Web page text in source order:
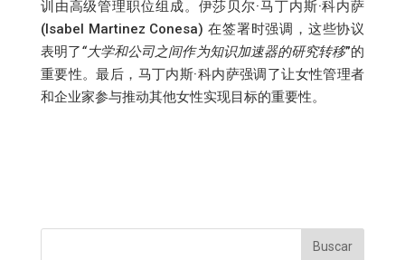
训由高级管理职位组成。伊莎贝尔·马丁内斯·科内萨
(Isabel Martinez Conesa) 在签署时强调，这些协议
表明了“大学和公司之间作为知识加速器的研究转移”的
重要性。最后，马丁内斯·科内萨强调了让女性管理者
和企业家参与推动其他女性实现目标的重要性。